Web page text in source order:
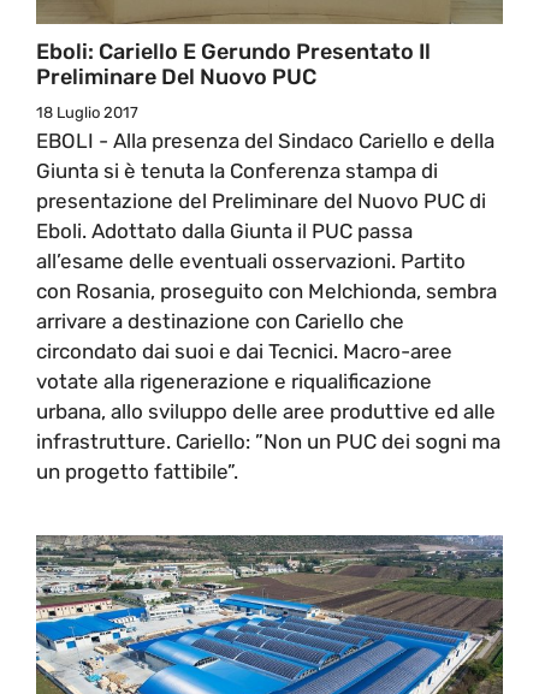
Eboli: Cariello E Gerundo Presentato Il
Preliminare Del Nuovo PUC
18 Luglio 2017
EBOLI - Alla presenza del Sindaco Cariello e della
Giunta si è tenuta la Conferenza stampa di
presentazione del Preliminare del Nuovo PUC di
Eboli. Adottato dalla Giunta il PUC passa
all’esame delle eventuali osservazioni. Partito
con Rosania, proseguito con Melchionda, sembra
arrivare a destinazione con Cariello che
circondato dai suoi e dai Tecnici. Macro-aree
votate alla rigenerazione e riqualificazione
urbana, allo sviluppo delle aree produttive ed alle
infrastrutture. Cariello: ”Non un PUC dei sogni ma
un progetto fattibile”.